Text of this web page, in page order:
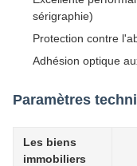
sérigraphie)
Protection contre
Adhésion optique
Paramètres
Les biens
immobiliers